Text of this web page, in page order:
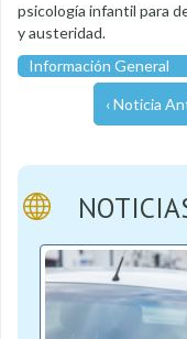
psicología infantil para
y austeridad.
Información General
‹ Noticia